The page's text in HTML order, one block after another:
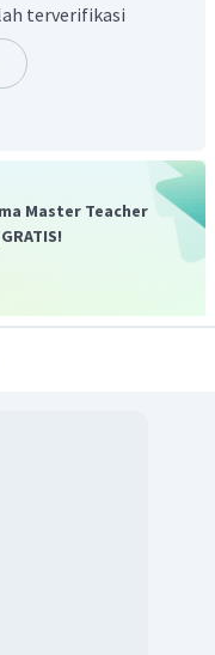
primer dialirkan di
asetaldehid dan
mengalami reaksi
kalsium format.
kalsium format akan
kalsium asam
kalsium asam
dan dipanaskan
terverifikasi
Master Teacher